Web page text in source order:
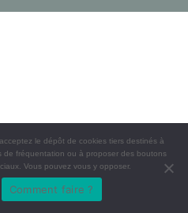
le dépôt de cookies tiers destinés à
de fréquentation ou à proposer des boutons
Vous pouvez vous y opposer.
Comment faire ?